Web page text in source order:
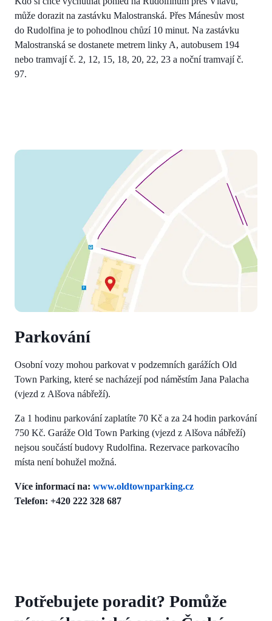
může dorazit na zastávku Malostranská. Přes Mánesův most
do Rudolfina je to pohodlnou chůzí 10 minut. Na zastávku
Malostranská se dostanete metrem linky A, autobusem 194
nebo tramvají č. 2, 12, 15, 18, 20, 22, 23 a noční tramvají č.
97.
Parkování
Osobní vozy mohou parkovat v podzemních garážích Old
Town Parking, které se nacházejí pod náměstím Jana Palacha
(vjezd z Alšova nábřeží).
Za 1 hodinu parkování zaplatíte 70 Kč a za 24 hodin parkování
750 Kč. Garáže Old Town Parking (vjezd z Alšova nábřeží)
nejsou součástí budovy Rudolfina. Rezervace parkovacího
místa není bohužel možná.
Více informací na: www.oldtownparking.cz
Telefon: +420 222 328 687
Potřebujete poradit? Pomůže